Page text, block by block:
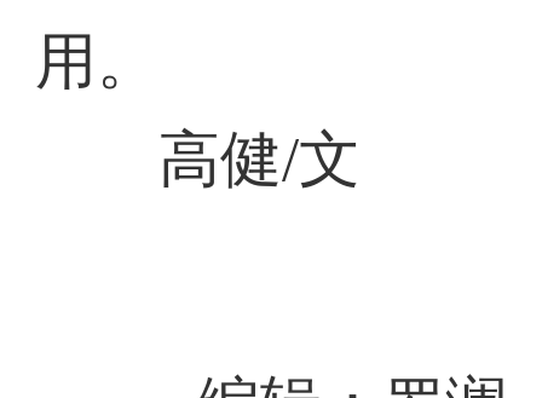
用。
高健/文